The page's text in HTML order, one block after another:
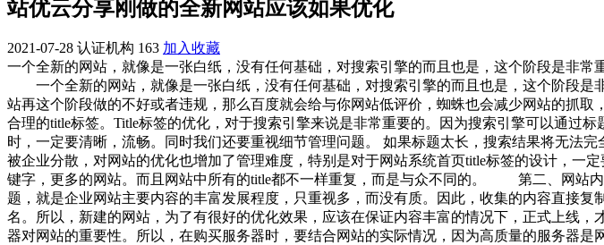
站优云分享刚做的全新网站应该如果优化
2021-07-28 认证机构 163 加入收藏
一个全新的网站，就像是一张白纸，没有任何基础，对搜索引擎的而且也是，这个阶段是非
一个全新的网站，就像是一张白纸，没有任何基础，对搜索引擎的而且也是，这个阶段是
站再这个阶段做的不好或者违规，那么百度就会给与你网站低评价，蜘蛛也会减少网站的抓
合理的title标签。Title标签的优化，对于搜索引擎来说是非常重要的。因为搜索引擎可以通过
时，一定要清晰，流畅。同时我们还要重视细节管理问题。 如果标题太长，搜索结果将无法
被企业分散，对网站的优化也增加了管理难度，特别是对于网站系统首页title标签的设计，一
键字，更多的网站。而且网站中所有的title都不一样重复，而是与众不同的。 第二、网站
题，就是企业网站主要内容的丰富发展程度，只重视多，而没有质。因此，收集的内容直接
名。所以，新建的网站，为了有很好的优化效果，应该在保证内容丰富的情况下，正式上
器对网站的重要性。所以，在购买服务器时，要结合网站的实际情况，因为高质量的服务器